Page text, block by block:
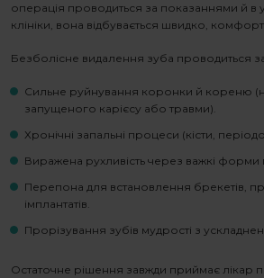
операція проводиться за показаннями й в
клініки, вона відбувається швидко,
Безболісне видалення зуба проводиться
Сильне руйнування коронки й кореню
запущеного карієсу або травми).
Хронічні запальні процеси (кісти,
Виражена рухливість через важкі форми
Перепона для встановлення брекетів,
імплантатів.
Прорізування зубів мудрості з
Остаточне рішення завжди приймає лікар